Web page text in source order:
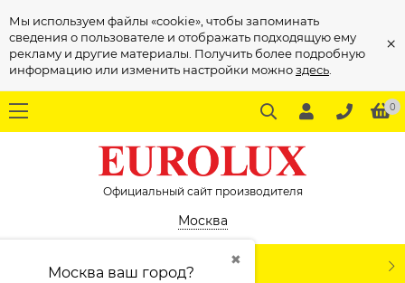
Мы используем файлы «cookie», чтобы запоминать
сведения о пользователе и отображать подходящую ему
рекламу и другие материалы. Получить более подробную
информацию или изменить настройки можноздесь
×
0
Официальный сайт производителя
Москва
✖
Москва ваш город?
КАТАЛОГ